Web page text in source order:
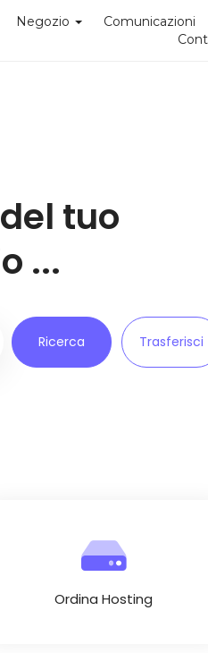
Negozio Comunicazioni
tuo
...
Ordina Hosting